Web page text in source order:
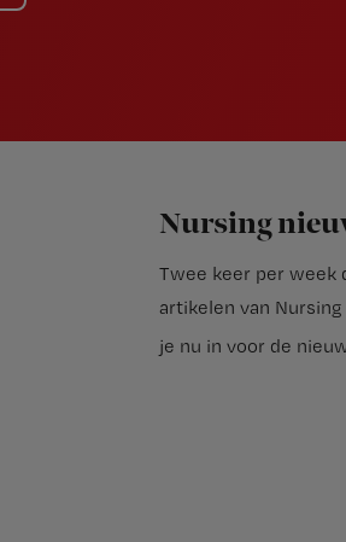
Nursing
Twee keer per week
artikelen van
je nu in voor de